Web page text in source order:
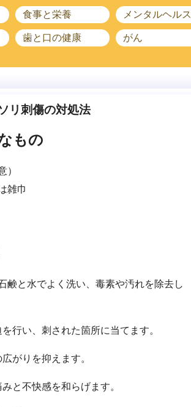
食事と栄養 メンタルヘルス
歯と口の健康 がん
リ刺傷の対処法
もの
）
雑巾
鹸と水でよく洗い、毒素や汚れを除去し
行い、刺された箇所に当てます。
がりを抑えます。
と不快感を和らげます。